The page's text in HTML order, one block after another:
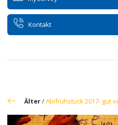
Kontakt
Älter/Abifrühstück 2017- gut